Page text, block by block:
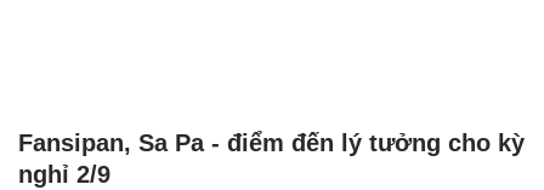
Fansipan, Sa Pa - điểm đến lý tưởng cho kỳ
nghỉ 2/9